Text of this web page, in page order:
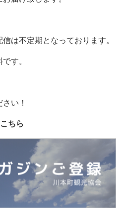
は不定期となっております。
す。
い！
ちら